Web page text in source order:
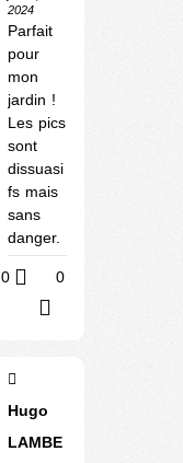
2024
Parfait
pour
mon
jardin !
Les pics
sont
dissuasi
fs mais
sans
danger.
0 0
Hugo
LAMBE